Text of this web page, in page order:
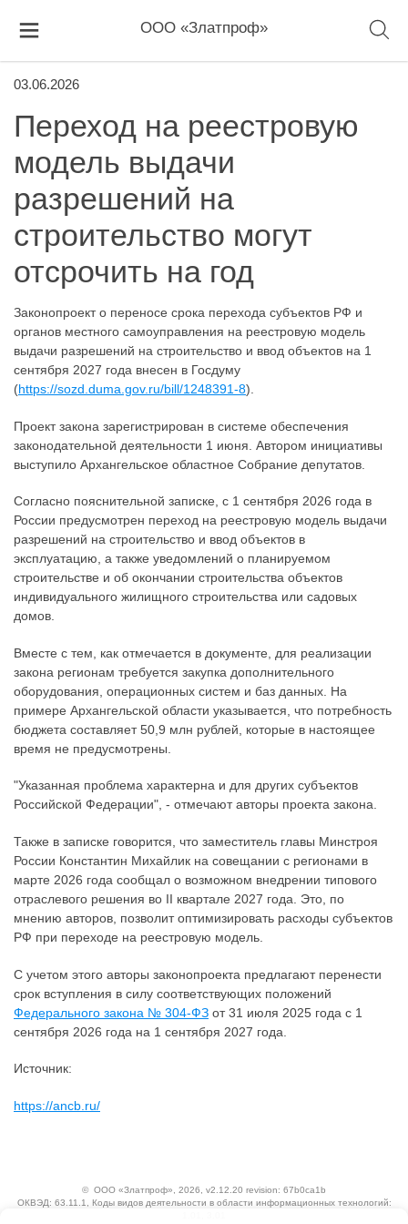
ООО «Златпроф»
03.06.2026
Переход на реестровую
модель выдачи
разрешений на
строительство могут
отсрочить на год
Законопроект о переносе срока перехода субъектов РФ и
органов местного самоуправления на реестровую модель
выдачи разрешений на строительство и ввод объектов на 1
сентября 2027 года внесен в Госдуму
(https://sozd.duma.gov.ru/bill/1248391-8).
Проект закона зарегистрирован в системе обеспечения
законодательной деятельности 1 июня. Автором инициативы
выступило Архангельское областное Собрание депутатов.
Согласно пояснительной записке, с 1 сентября 2026 года в
России предусмотрен переход на реестровую модель выдачи
разрешений на строительство и ввод объектов в
эксплуатацию, а также уведомлений о планируемом
строительстве и об окончании строительства объектов
индивидуального жилищного строительства или садовых
домов.
Вместе с тем, как отмечается в документе, для реализации
закона регионам требуется закупка дополнительного
оборудования, операционных систем и баз данных. На
примере Архангельской области указывается, что потребность
бюджета составляет 50,9 млн рублей, которые в настоящее
время не предусмотрены.
"Указанная проблема характерна и для других субъектов
Российской Федерации", - отмечают авторы проекта закона.
Также в записке говорится, что заместитель главы Минстроя
России Константин Михайлик на совещании с регионами в
марте 2026 года сообщал о возможном внедрении типового
отраслевого решения во II квартале 2027 года. Это, по
мнению авторов, позволит оптимизировать расходы субъектов
РФ при переходе на реестровую модель.
С учетом этого авторы законопроекта предлагают перенести
срок вступления в силу соответствующих положений
Федерального закона № 304-ФЗ от 31 июля 2025 года с 1
сентября 2026 года на 1 сентября 2027 года.
Источник:
https://ancb.ru/
© ООО «Златпроф» , 2026, v2.12.20 revision: 67b0ca1b
ОКВЭД: 63.11.1, Коды видов деятельности в области информационных технологий: